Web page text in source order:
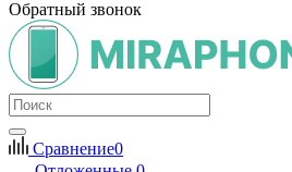
Обратный звонок
Сравнение0